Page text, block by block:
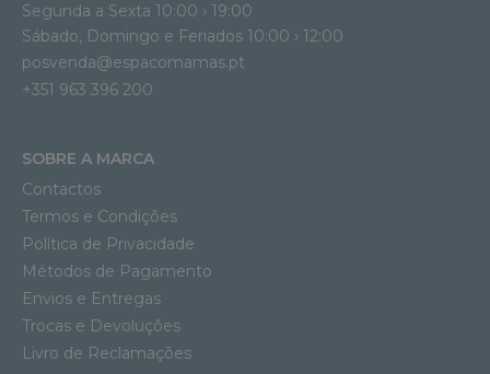
Segunda a Sexta 10:00 › 19:00
Sábado, Domingo e Feriados 10:00 › 12:00
posvenda@espacomamas.pt
+351 963 396 200
SOBRE A MARCA
Contactos
Termos e Condições
Política de Privacidade
Métodos de Pagamento
Envios e Entregas
Trocas e Devoluções
Livro de Reclamações